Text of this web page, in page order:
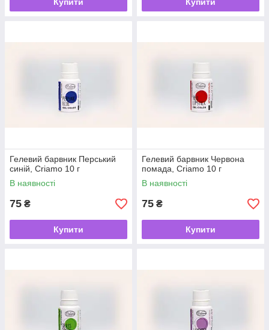
Гелевий барвник Перський
синій, Criamo 10 г
В наявності
75 ₴
Купити
Гелевий барвник Червона
помада, Criamo 10 г
В наявності
75 ₴
Купити